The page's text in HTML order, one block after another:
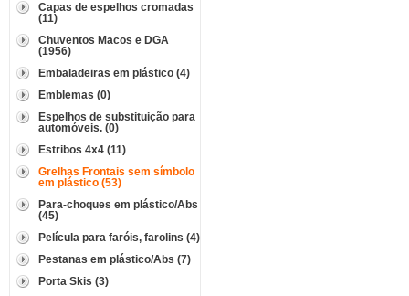
Capas de espelhos cromadas
(11)
Chuventos Macos e DGA
(1956)
Embaladeiras em plástico (4)
Emblemas (0)
Espelhos de substituição para
automóveis. (0)
Estribos 4x4 (11)
Grelhas Frontais sem símbolo
em plástico (53)
Para-choques em plástico/Abs
(45)
Película para faróis, farolins (4)
Pestanas em plástico/Abs (7)
Porta Skis (3)